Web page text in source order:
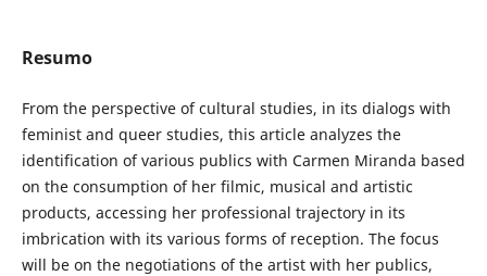
Resumo
From the perspective of cultural studies, in its dialogs with
feminist and queer studies, this article analyzes the
identification of various publics with Carmen Miranda based
on the consumption of her filmic, musical and artistic
products, accessing her professional trajectory in its
imbrication with its various forms of reception. The focus
will be on the negotiations of the artist with her publics,